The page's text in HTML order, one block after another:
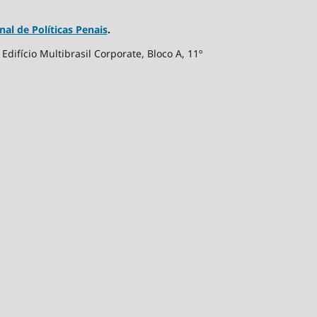
de Políticas Penais.
Multibrasil Corporate, Bloco A, 11º